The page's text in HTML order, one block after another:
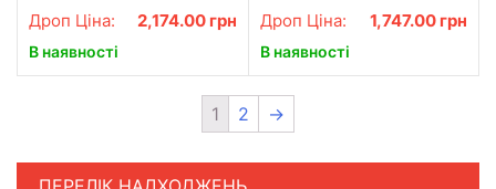
комбайн
Дроп Ціна: 2,174.00 грн
В наявності
електром'ясорубка з
соковижималкою
Дроп Ціна: 1,747.00 грн
В наявності
1 2 →